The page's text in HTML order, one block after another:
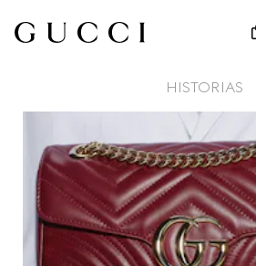
HISTORIAS
Todo
Campañas